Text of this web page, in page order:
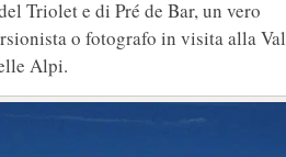
Triolet e di Pré de Bar, un vero
o fotografo in visita alla Val
Alpi.